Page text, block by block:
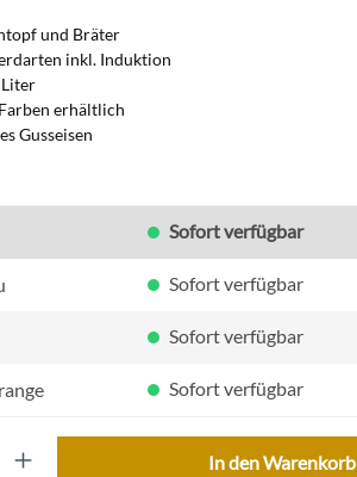
und Bräter
inkl. Induktion
erhältlich
Gusseisen
Sofort verfügbar
Sofort verfügbar
Sofort verfügbar
Sofort verfügbar
In den Warenkorb